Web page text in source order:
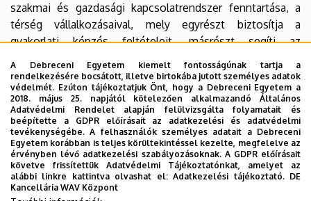
szakmai és gazdasági kapcsolatrendszer fenntartása, a
térség vállalkozásaival, mely egyrészt biztosítja a
gyakorlati képzés feltételeit, másrészt segíti az
Egyetemen keletkezett tudományos eredmények
hasznosulását. Elődeink jó példáját követve igyekszünk
korszerű ismereteket, gyakorlatorientált tudást nyújtani a
hallgatók részére, hogy a gyakorlatba kikerülve, a
megkezdett úton haladva öregbítsék intézményünk és a
magyar mezőgazdaság jó hírnevét.
Dr. Stündl László s.k.
egyetemi tanár
A Debreceni Egyetem kiemelt fontosságúnak tartja a
rendelkezésére bocsátott, illetve birtokába jutott személyes adatok
védelmét. Ezúton tájékoztatjuk Önt, hogy a Debreceni Egyetem a
2018. május 25. napjától kötelezően alkalmazandó Általános
Adatvédelmi Rendelet alapján felülvizsgálta folyamatait és
beépítette a GDPR előírásait az adatkezelési és adatvédelmi
tevékenységébe. A felhasználók személyes adatait a Debreceni
Egyetem korábban is teljes körültekintéssel kezelte, megfelelve az
érvényben lévő adatkezelési szabályozásoknak. A GDPR előírásait
követve frissítettük Adatvédelmi Tájékoztatónkat, amelyet az
alábbi linkre kattintva olvashat el:Adatkezelési tájékoztató. DE
Kancellária WAV Központ